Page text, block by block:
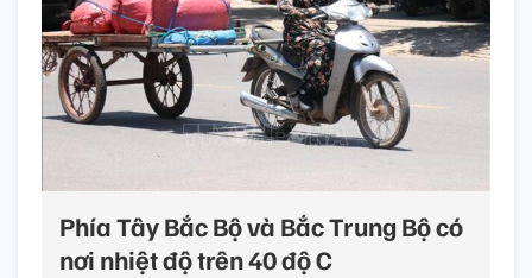
Phía Tây Bắc Bộ và Bắc Trung Bộ có
nơi nhiệt độ trên 40 độ C